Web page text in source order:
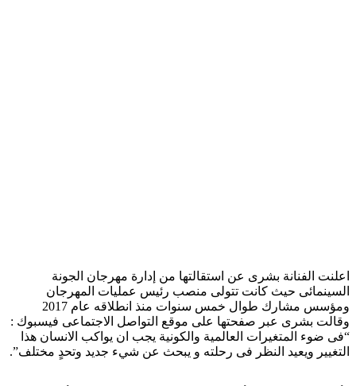
اعلنت الفنانة بشرى عن استقالتها من إدارة مهرجان الجونة
السينمائى حيث كانت تتولى منصب رئيس عمليات المهرجان
ومؤسس مشارك طوال خمس سنوات منذ انطلاقه عام 2017
وقالت بشرى عبر صفحتها على موقع التواصل الاجتماعى فيسبوك :
“فى ضوء المتغيرات العالمية والكونية يجب ان يواكب الانسان هذا
التغيير ويعيد النظر فى رحلته و يبحث عن شيء جديد وتحدٍ مختلف”.